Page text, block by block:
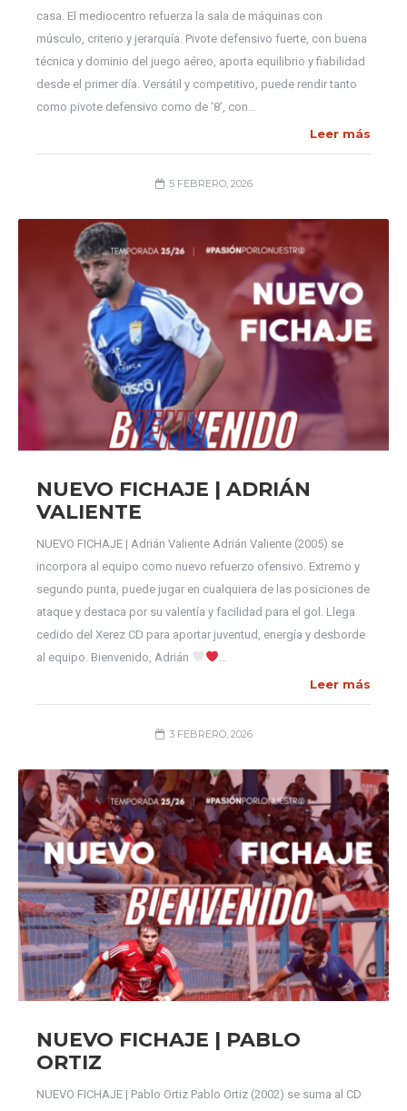
casa. El mediocentro refuerza la sala de máquinas con
músculo, criterio y jerarquía. Pivote defensivo fuerte, con buena
técnica y dominio del juego aéreo, aporta equilibrio y fiabilidad
desde el primer día. Versátil y competitivo, puede rendir tanto
como pivote defensivo como de ‘8’, con…
Leer más
5 FEBRERO, 2026
NUEVO FICHAJE | ADRIÁN
VALIENTE
NUEVO FICHAJE | Adrián Valiente Adrián Valiente (2005) se
incorpora al equipo como nuevo refuerzo ofensivo. Extremo y
segundo punta, puede jugar en cualquiera de las posiciones de
ataque y destaca por su valentía y facilidad para el gol. Llega
cedido del Xerez CD para aportar juventud, energía y desborde
al equipo. Bienvenido, Adrián
…
Leer más
3 FEBRERO, 2026
NUEVO FICHAJE | PABLO
ORTIZ
NUEVO FICHAJE | Pablo Ortiz Pablo Ortiz (2002) se suma al CD